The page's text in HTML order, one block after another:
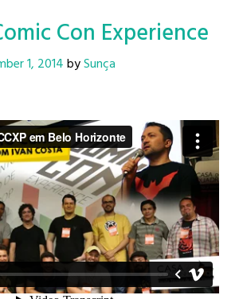
Con Experience
1, 2014bySunça